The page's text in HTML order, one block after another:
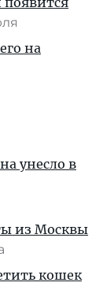
на
унесло в
из Москвы
кошек